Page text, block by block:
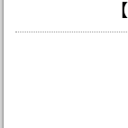
【